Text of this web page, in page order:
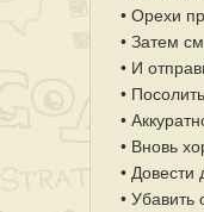
• Орехи
• Затем
• И
•
•
• Вновь
• Довести
• Убавить